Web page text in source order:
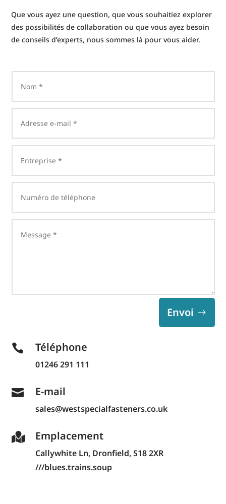
Que vous ayez une question, que vous souhaitiez explorer
des possibilités de collaboration ou que vous ayez besoin
de conseils d’experts, nous sommes là pour vous aider.
Envoi
 Téléphone
01246 291 111
 E-mail
sales@westspecialfasteners.co.uk
 Emplacement
Callywhite Ln, Dronfield, S18 2XR
///blues.trains.soup